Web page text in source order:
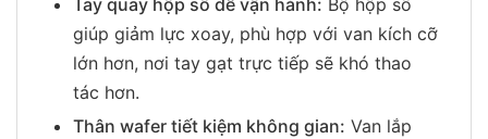
giúp giảm lực xoay, phù hợp với van kích cỡ
lớn hơn, nơi tay gạt trực tiếp sẽ khó thao
tác hơn.
Thân wafer tiết kiệm không gian: Van lắp